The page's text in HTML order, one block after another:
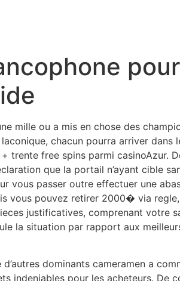
full
mille ou a mis en chose des
chacun pourra arriver dans
free spins parmi casinoAzur.
que la portail n’ayant cible
vous passer outre effectuer une
vous pouvez retirer 2000� via
justificatives, comprenant votre
la situation par rapport aux
dominants cameramen a
indeniables pour les acheteurs. De